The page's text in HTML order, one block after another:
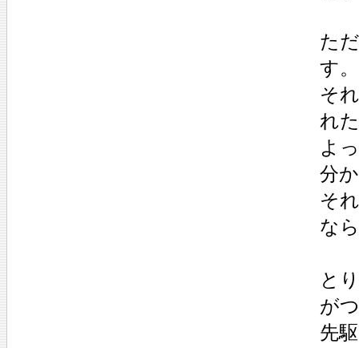
た
す。
そ
れ
よ
分
そ
な
と
が
先